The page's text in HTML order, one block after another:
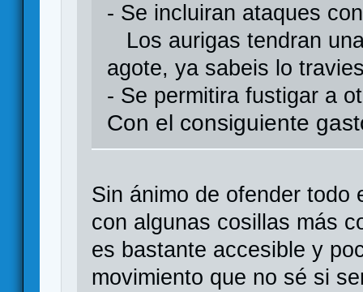
- Se incluiran ataques
Los aurigas tendran
agote, ya sabeis lo
- Se permitira fustigar a
Con el consiguiente
Sin ánimo de ofender todo
con algunas cosillas más
es bastante accesible y
movimiento que no sé si